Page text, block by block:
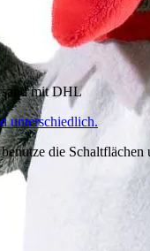
mit DHL
unterschiedlich.
die